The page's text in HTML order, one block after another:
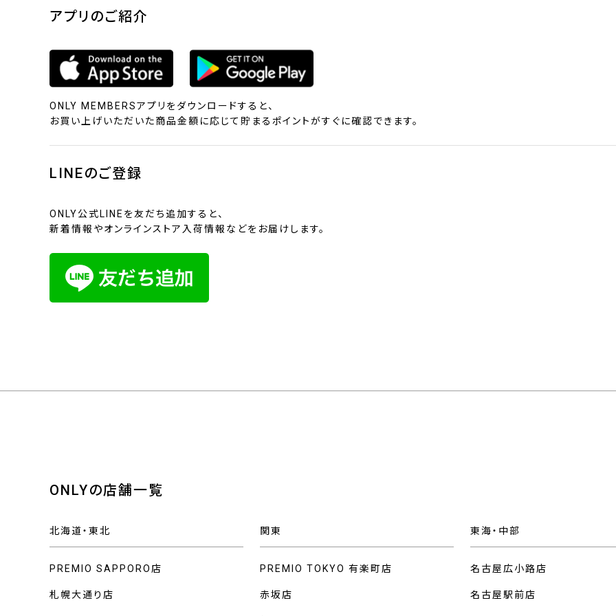
アプリのご紹介
ONLY MEMBERSアプリをダウンロードすると、
お買い上げいただいた商品金額に応じて貯まるポイントがすぐに確認できます。
LINEのご登録
ONLY公式LINEを友だち追加すると、
新着情報やオンラインストア入荷情報などをお届けします。
ONLYの店舗一覧
北海道・東北
PREMIO SAPPORO店
札幌大通り店
関東
PREMIO TOKYO 有楽町店
赤坂店
東海・中部
名古屋広小路店
名古屋駅前店